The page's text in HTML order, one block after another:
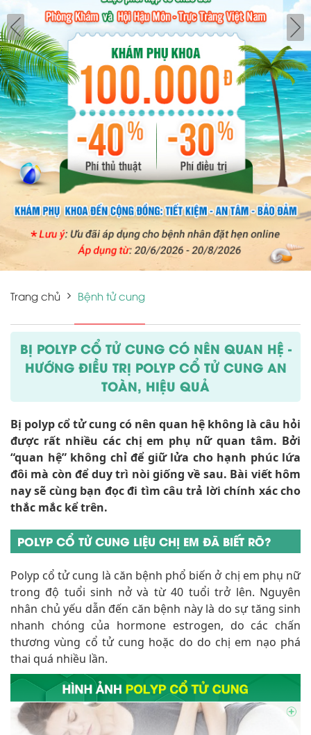
Trang chủ Bệnh tử cung
BỊ POLYP CỔ TỬ CUNG CÓ NÊN QUAN HỆ -
HƯỚNG ĐIỀU TRỊ POLYP CỔ TỬ CUNG AN
TOÀN, HIỆU QUẢ
Bị polyp cổ tử cung có nên quan hệ không là câu hỏi
được rất nhiều các chị em phụ nữ quan tâm. Bởi
“quan hệ” không chỉ để giữ lửa cho hạnh phúc lứa
đôi mà còn để duy trì nòi giống về sau. Bài viết hôm
nay sẽ cùng bạn đọc đi tìm câu trả lời chính xác cho
thắc mắc kể trên.
POLYP CỔ TỬ CUNG LIỆU CHỊ EM ĐÃ BIẾT RÕ?
Polyp cổ tử cung là căn bệnh phổ biến ở chị em phụ nữ
trong độ tuổi sinh nở và từ 40 tuổi trở lên. Nguyên
nhân chủ yếu dẫn đến căn bệnh này là do sự tăng sinh
nhanh chóng của hormone estrogen, do các chấn
thương vùng cổ tử cung hoặc do do chị em nạo phá
thai quá nhiều lần.